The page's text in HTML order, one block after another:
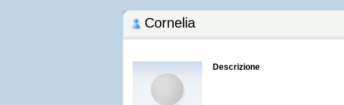
Cornelia
Descrizione